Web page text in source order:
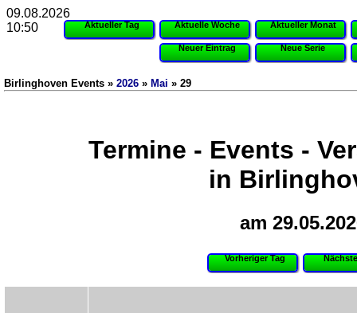
Aktueller Tag Aktuelle Woche Aktueller Monat
Neuer Eintrag Neue Serie
Birlinghoven Events » 2026 » Mai » 29
Termine - Events -
in
am
Vorheriger Tag
09.08.2026
10:50